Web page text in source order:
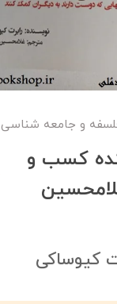
و جامعه شناسی
کسب و
کیوساکی